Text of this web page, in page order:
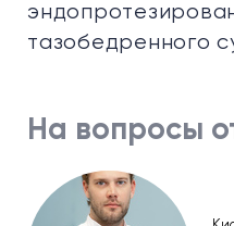
тазобедренного
На вопросы